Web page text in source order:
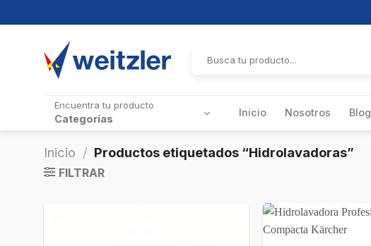
por:
Encuentra tu producto
Categorías Inicio Nosotros Blog
Inicio / Productos etiquetados “Hidrolavadoras”
FILTRAR